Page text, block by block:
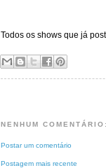
Todos os shows que já
NENHUM COMENTÁRIO:
Postar um comentário
Postagem mais recente